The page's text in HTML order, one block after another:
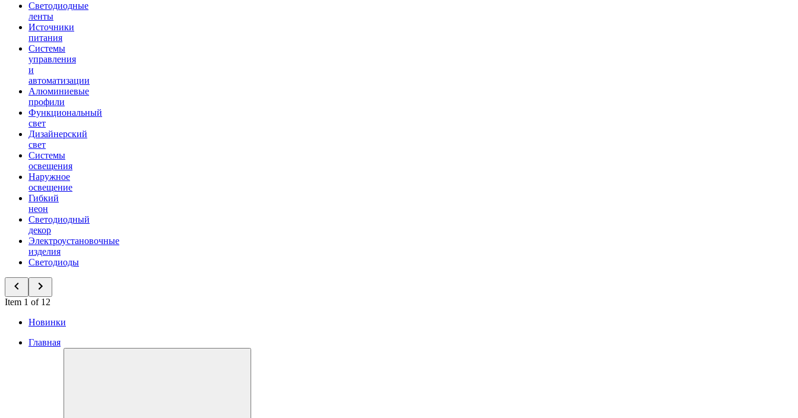
Светодиодные
ленты
Источники
питания
Системы
управления
и
автоматизации
Алюминиевые
профили
Функциональный
свет
Дизайнерский
свет
Системы
освещения
Наружное
освещение
Гибкий
неон
Светодиодный
декор
Электроустановочные
изделия
Светодиоды
Item 1 of 12
Новинки
Главная